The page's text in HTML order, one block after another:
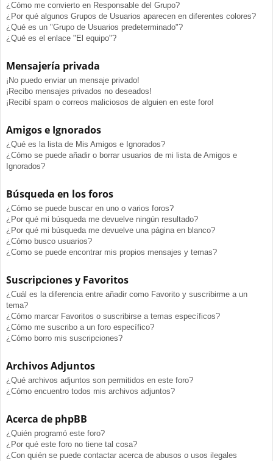
¿Cómo me convierto en Responsable del Grupo?
¿Por qué algunos Grupos de Usuarios aparecen en diferentes colores?
¿Qué es un "Grupo de Usuarios predeterminado"?
¿Qué es el enlace "El equipo"?
Mensajería privada
¡No puedo enviar un mensaje privado!
¡Recibo mensajes privados no deseados!
¡Recibí spam o correos maliciosos de alguien en este foro!
Amigos e Ignorados
¿Qué es la lista de Mis Amigos e Ignorados?
¿Cómo se puede añadir o borrar usuarios de mi lista de Amigos e
Ignorados?
Búsqueda en los foros
¿Cómo se puede buscar en uno o varios foros?
¿Por qué mi búsqueda me devuelve ningún resultado?
¿Por qué mi búsqueda me devuelve una página en blanco?
¿Cómo busco usuarios?
¿Como se puede encontrar mis propios mensajes y temas?
Suscripciones y Favoritos
¿Cuál es la diferencia entre añadir como Favorito y suscribirme a un
tema?
¿Cómo marcar Favoritos o suscribirse a temas específicos?
¿Cómo me suscribo a un foro específico?
¿Cómo borro mis suscripciones?
Archivos Adjuntos
¿Qué archivos adjuntos son permitidos en este foro?
¿Cómo encuentro todos mis archivos adjuntos?
Acerca de phpBB
¿Quién programó este foro?
¿Por qué este foro no tiene tal cosa?
¿Con quién se puede contactar acerca de abusos o usos ilegales